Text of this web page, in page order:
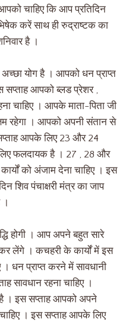
चाहिए कि आप प्रतिदिन
करें साथ ही रुद्राष्टक का
है ।
योग है । आपको धन प्राप्त
सप्ताह आपको ब्लड प्रेशर ,
चाहिए । आपके माता-पिता जी
रहेगा । आपको अपनी संतान से
सप्ताह आपके लिए 23 और 24
लिए फलदायक है । 27 , 28 और
को अंजाम देना चाहिए । इस
शिव पंचाक्षरी मंत्र का जाप
।
होगी । आप अपने बहुत सारे
लेंगे । कचहरी के कार्यों में इस
। धन प्राप्त करने में सावधानी
सावधान रहना चाहिए ।
है । इस सप्ताह आपको अपने
। इस सप्ताह आपके लिए